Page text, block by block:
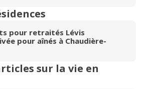
pour retraités Lévis
pour aînés à Chaudière-
sur la vie en